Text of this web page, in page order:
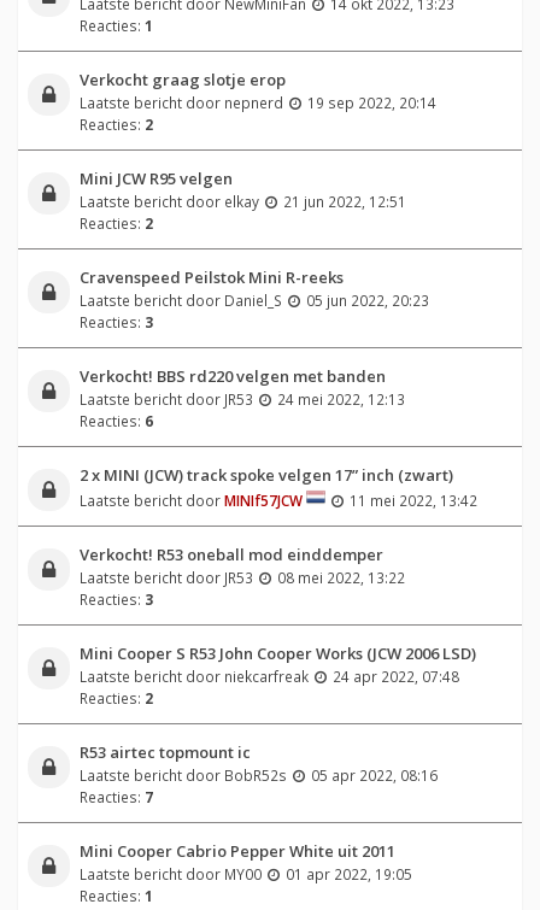
Reacties: 1
Verkocht graag slotje erop
Laatste bericht door nepnerd
19 sep 2022, 20:14
Reacties: 2
Mini JCW R95 velgen
Laatste bericht door elkay
21 jun 2022, 12:51
Reacties: 2
Cravenspeed Peilstok Mini R-reeks
Laatste bericht door Daniel_S
05 jun 2022, 20:23
Reacties: 3
Verkocht! BBS rd220 velgen met banden
Laatste bericht door JR53
24 mei 2022, 12:13
Reacties: 6
2 x MINI (JCW) track spoke velgen 17” inch (zwart)
Laatste bericht doorMINIf57JCW 11 mei 2022, 13:42
Verkocht! R53 oneball mod einddemper
Laatste bericht door JR53
08 mei 2022, 13:22
Reacties: 3
Mini Cooper S R53 John Cooper Works (JCW 2006 LSD)
Laatste bericht door niekcarfreak
24 apr 2022, 07:48
Reacties: 2
R53 airtec topmount ic
Laatste bericht door BobR52s
05 apr 2022, 08:16
Reacties: 7
Mini Cooper Cabrio Pepper White uit 2011
Laatste bericht door MY00
01 apr 2022, 19:05
Reacties: 1